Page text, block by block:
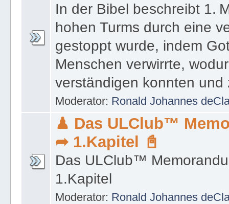
In der Bibel beschreibt 1.
hohen Turms durch eine
gestoppt wurde, indem
Menschen verwirrte,
verständigen konnten und
Moderator: Ronald Johannes
♟ Das ULClub™
➦ 1.Kapitel 📓
Das ULClub™
1.Kapitel
Moderator: Ronald Johannes